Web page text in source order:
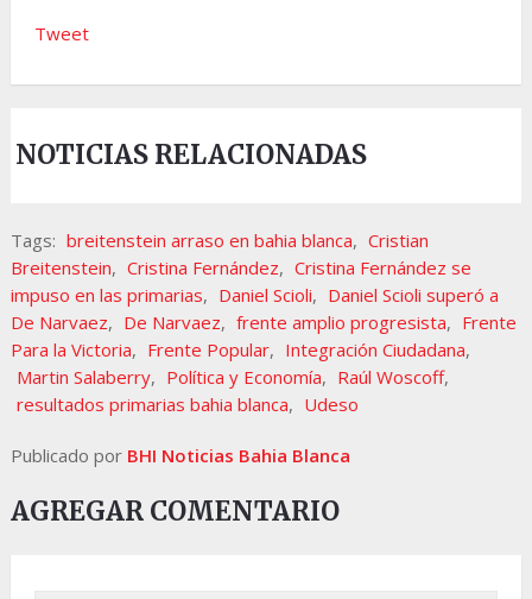
Tweet
NOTICIAS RELACIONADAS
Tags: breitenstein arraso en bahia blanca, Cristian
Breitenstein, Cristina Fernández, Cristina Fernández se
impuso en las primarias, Daniel Scioli, Daniel Scioli superó a
De Narvaez, De Narvaez, frente amplio progresista, Frente
Para la Victoria, Frente Popular, Integración Ciudadana,
Martin Salaberry, Política y Economía, Raúl Woscoff,
resultados primarias bahia blanca, Udeso
Publicado por BHI Noticias Bahia Blanca
AGREGAR COMENTARIO